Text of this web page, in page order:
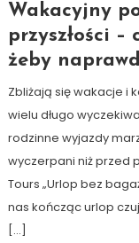
Wakacyjny
przyszłości –
żeby
Zbliżają się wakacje i
wielu długo
rodzinne wyjazdy
wyczerpani niż przed
Tours „Urlop bez
nas kończąc urlop
[…]